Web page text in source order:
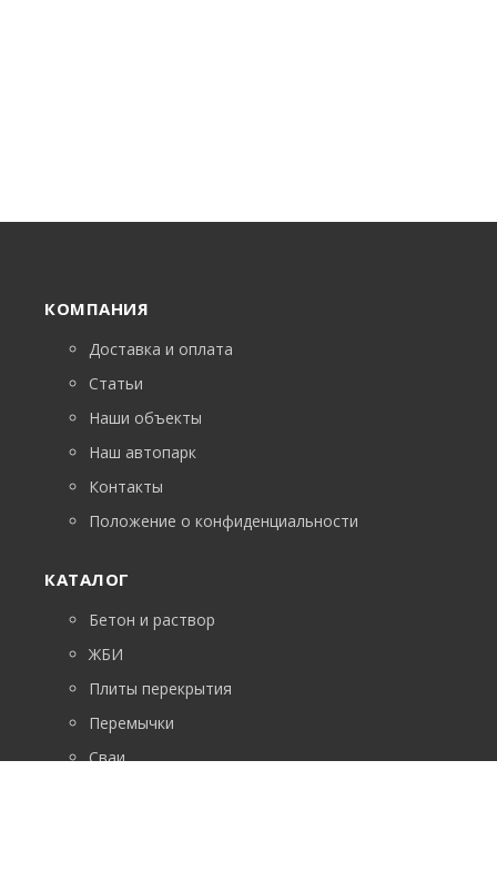
КОМПАНИЯ
Доставка и оплата
Статьи
Наши объекты
Наш автопарк
Контакты
Положение о конфиденциальности
КАТАЛОГ
Бетон и раствор
ЖБИ
Плиты перекрытия
Перемычки
Сваи